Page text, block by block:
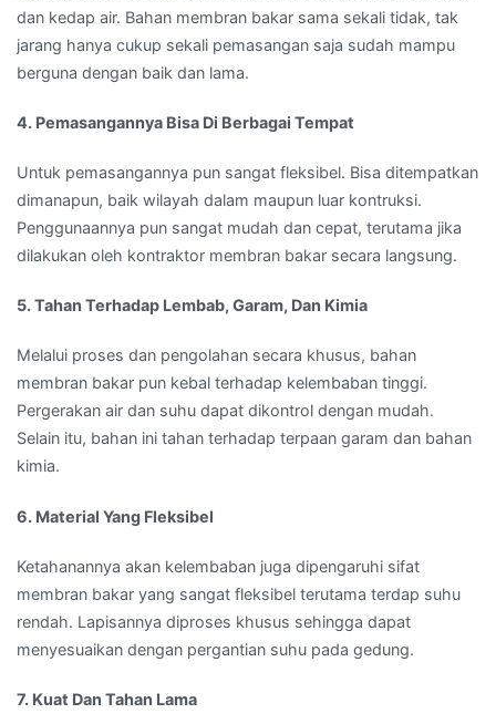
dan kedap air. Bahan membran bakar sama sekali tidak, tak
jarang hanya cukup sekali pemasangan saja sudah mampu
berguna dengan baik dan lama.
4. Pemasangannya Bisa Di Berbagai Tempat
Untuk pemasangannya pun sangat fleksibel. Bisa ditempatkan
dimanapun, baik wilayah dalam maupun luar kontruksi.
Penggunaannya pun sangat mudah dan cepat, terutama jika
dilakukan oleh kontraktor membran bakar secara langsung.
5. Tahan Terhadap Lembab, Garam, Dan Kimia
Melalui proses dan pengolahan secara khusus, bahan
membran bakar pun kebal terhadap kelembaban tinggi.
Pergerakan air dan suhu dapat dikontrol dengan mudah.
Selain itu, bahan ini tahan terhadap terpaan garam dan bahan
kimia.
6. Material Yang Fleksibel
Ketahanannya akan kelembaban juga dipengaruhi sifat
membran bakar yang sangat fleksibel terutama terdap suhu
rendah. Lapisannya diproses khusus sehingga dapat
menyesuaikan dengan pergantian suhu pada gedung.
7. Kuat Dan Tahan Lama